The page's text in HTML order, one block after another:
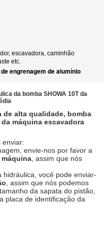
escavadora, caminhão
etc.
engrenagem de alumínio
da bomba SHOWA 10T da
de alta qualidade, bomba
da máquina escavadora
enviar:
envie-nos por favor a
máquina , assim que nós
hidráulica, você pode enviar-
, assim que nós podemos
da sapata do pistão,
placa de identificação da